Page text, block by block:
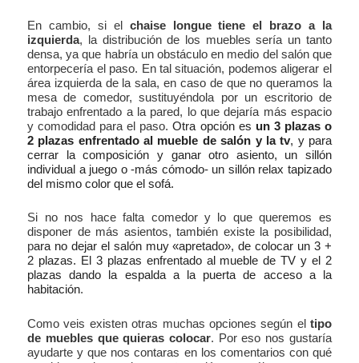
En cambio, si elchaise longue tiene el brazo a la
izquierda , la distribución de los muebles sería un tanto
densa, ya que habría un obstáculo en medio del salón que
entorpecería el paso. En tal situación, podemos aligerar el
área izquierda de la sala, en caso de que no queramos la
mesa de comedor, sustituyéndola por un escritorio de
trabajo enfrentado a la pared, lo que dejaría más espacio
y comodidad para el paso.Otra opción es un 3 plazas o
2 plazas enfrentado al mueble de salón y la tv, y para
cerrar la composición y ganar otro asiento, un sillón
individual a juego o -más cómodo- un sillón relax tapizado
Si no nos hace falta comedor y lo que queremos es
disponer de más asientos, también existe la posibilidad,
p ara no dejar el salón muy «apretado», de colocar un 3 +
2 plazas. El 3 plazas enfrentado al mueble de TV y el 2
plazas dando la espalda a la puerta de acceso a la
Como veis existen otras muchas opciones según eltipo
de muebles que quieras colocar. Por eso nos gustaría